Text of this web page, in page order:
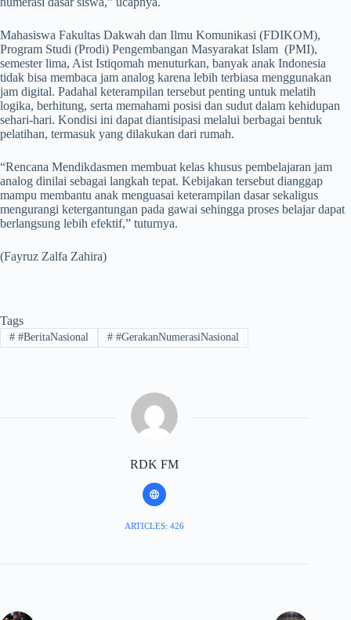
Mahasiswa Fakultas Dakwah dan Ilmu Komunikasi (FDIKOM),
Program Studi (Prodi) Pengembangan Masyarakat Islam (PMI),
semester lima, Aist Istiqomah menuturkan, banyak anak Indonesia
tidak bisa membaca jam analog karena lebih terbiasa menggunakan
jam digital. Padahal keterampilan tersebut penting untuk melatih
logika, berhitung, serta memahami posisi dan sudut dalam kehidupan
sehari-hari. Kondisi ini dapat diantisipasi melalui berbagai bentuk
pelatihan, termasuk yang dilakukan dari rumah.
“Rencana Mendikdasmen membuat kelas khusus pembelajaran jam
analog dinilai sebagai langkah tepat. Kebijakan tersebut dianggap
mampu membantu anak menguasai keterampilan dasar sekaligus
mengurangi ketergantungan pada gawai sehingga proses belajar dapat
berlangsung lebih efektif,” tuturnya.
(Fayruz Zalfa Zahira)
Tags
##BeritaNasional ##GerakanNumerasiNasional
RDK FM
ARTICLES: 426